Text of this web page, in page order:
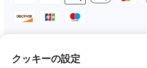
Copyright © 2025 Insta360 All rights reserved.
クッキーの設定